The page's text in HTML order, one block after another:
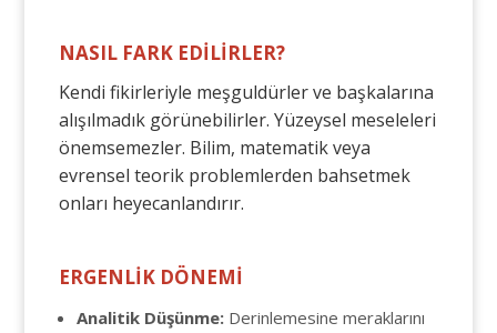
NASIL FARK EDİLİRLER?
Kendi fikirleriyle meşguldürler ve başkalarına
alışılmadık görünebilirler. Yüzeysel meseleleri
önemsemezler. Bilim, matematik veya
evrensel teorik problemlerden bahsetmek
onları heyecanlandırır.
ERGENLİK DÖNEMİ
Analitik Düşünme:Derinlemesine meraklarını